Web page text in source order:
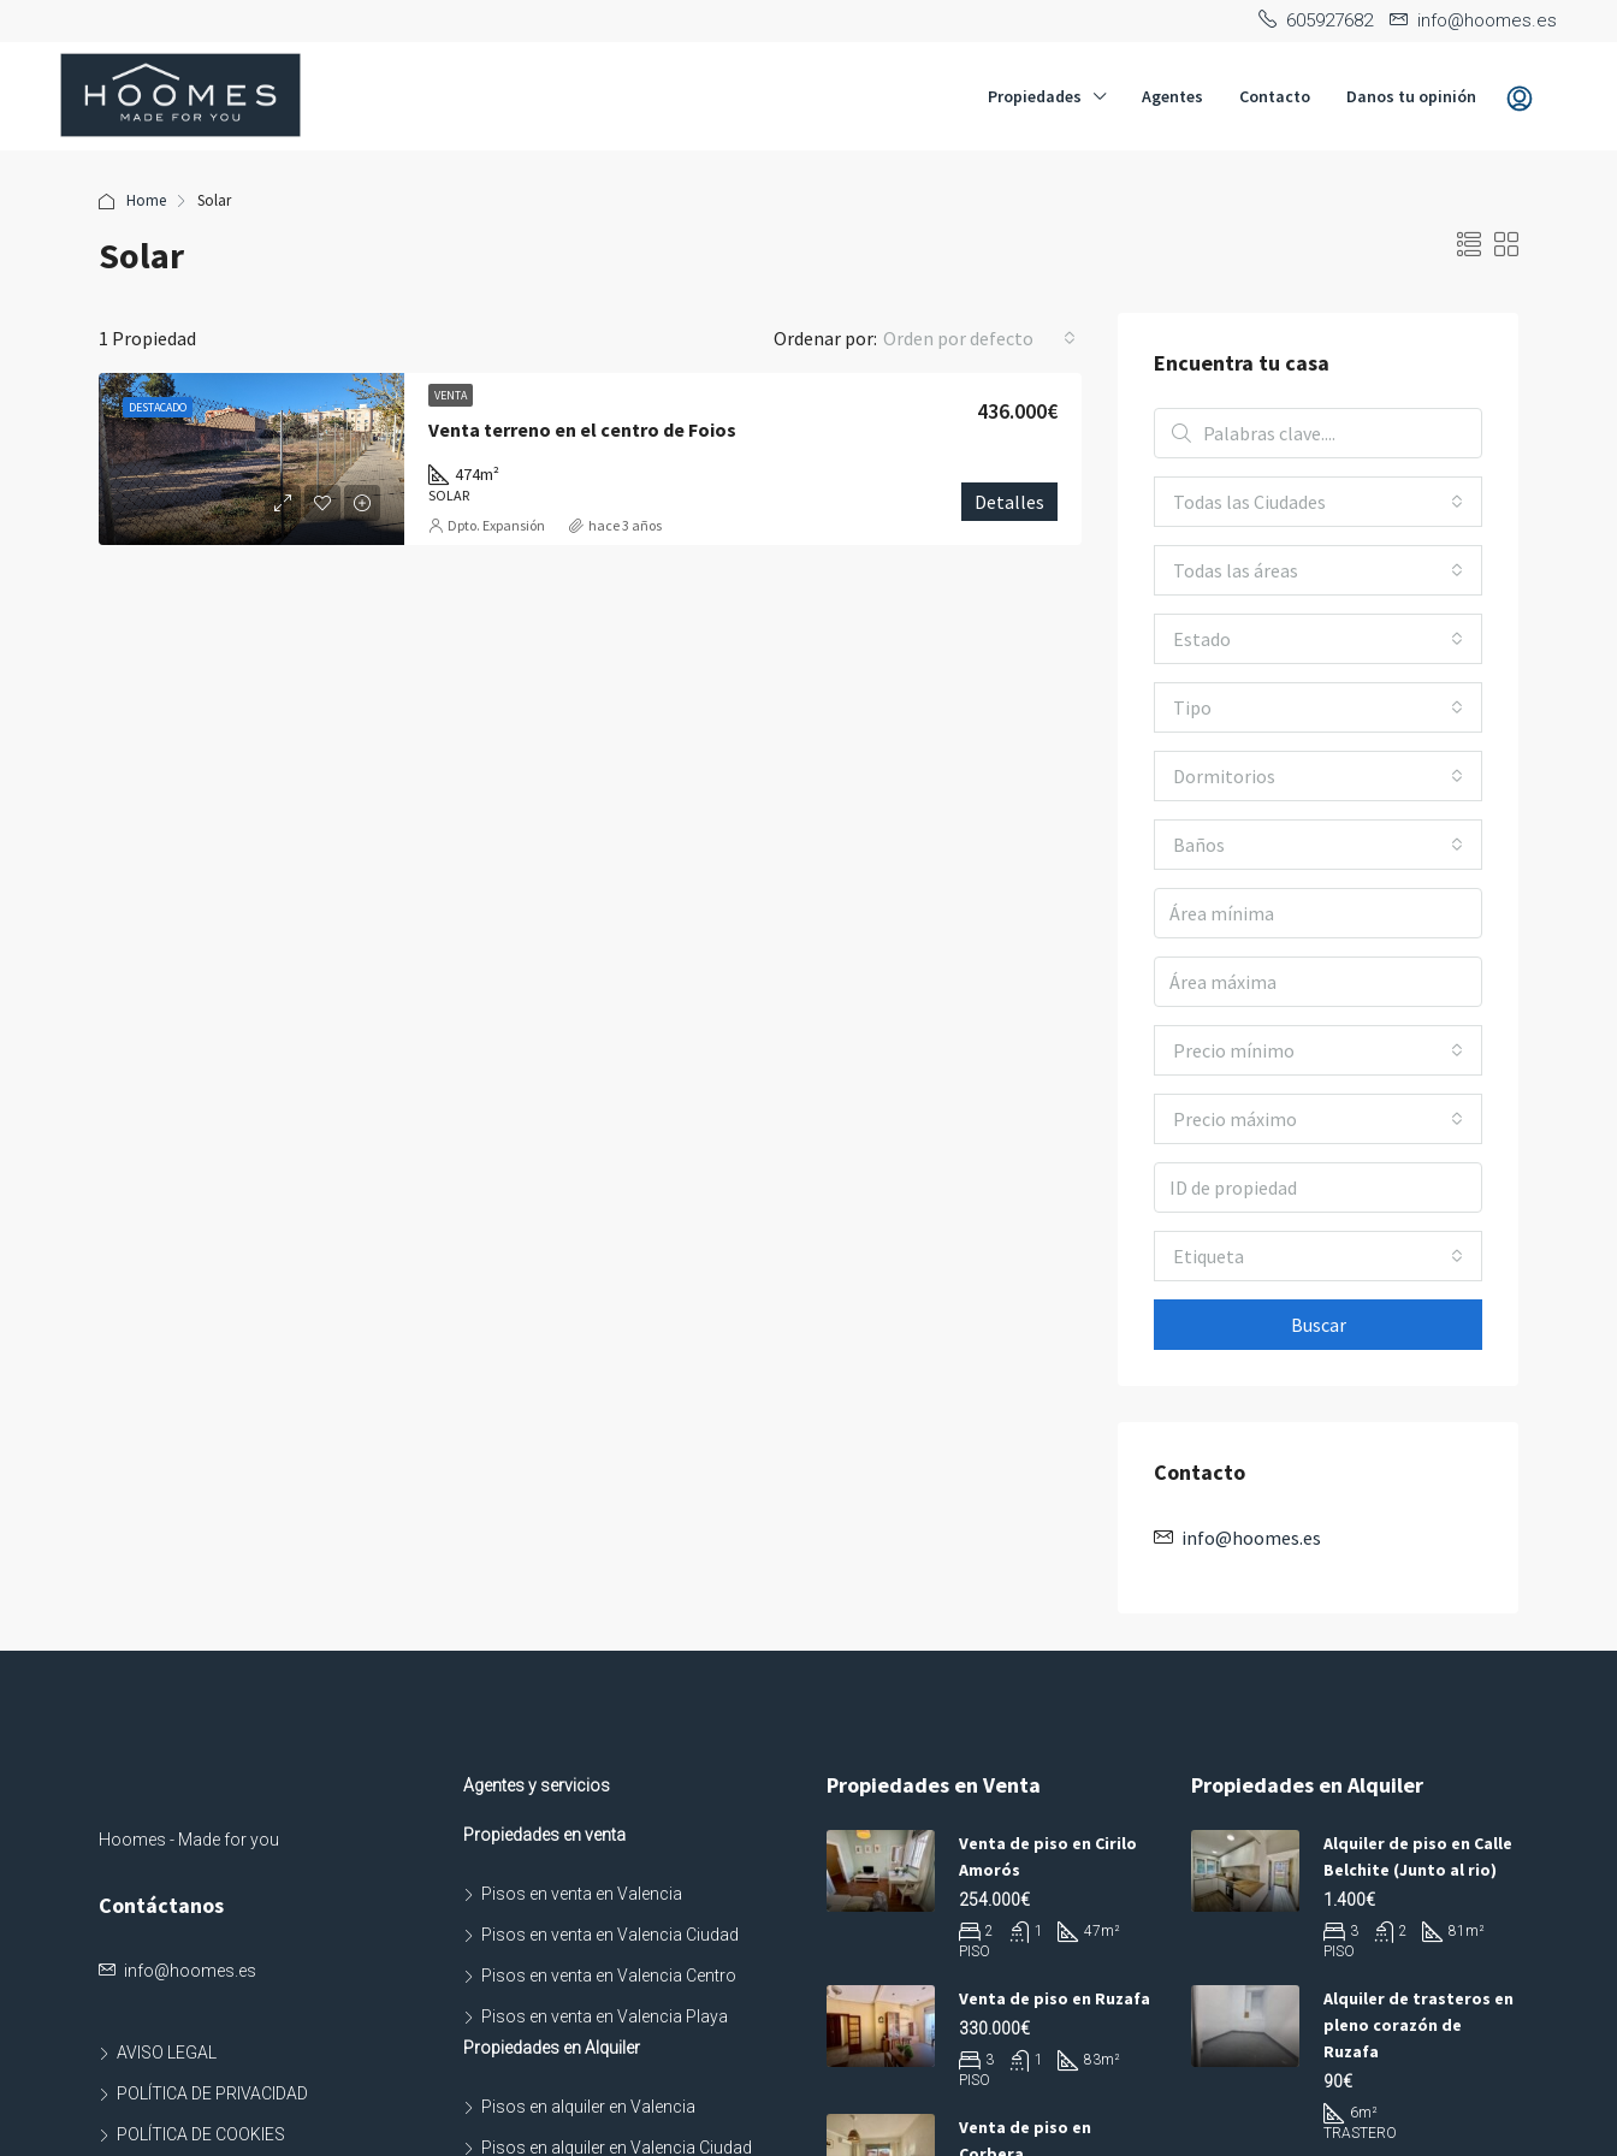
‭605927682‬ info@hoomes.es
Propiedades Agentes Contacto Danos tu opinión
Home Solar
Solar
1 Propiedad Ordenar por: Orden por defecto
DESTACADO
VENTA
Venta terreno en el centro de Foios
436.000€
474m²
SOLAR Detalles
Dpto. Expansión hace 3 años
Encuentra tu casa
Todas las Ciudades
Todas las áreas
Estado
Tipo
Dormitorios
Baños
Precio mínimo
Precio máximo
Etiqueta
Buscar
Contacto
info@hoomes.es
Hoomes - Made for you
Contáctanos
info@hoomes.es
AVISO LEGAL
POLÍTICA DE PRIVACIDAD
POLÍTICA DE COOKIES
Agentes y servicios
Propiedades en venta
Pisos en venta en Valencia
Pisos en venta en Valencia Ciudad
Pisos en venta en Valencia Centro
Pisos en venta en Valencia Playa
Propiedades en Alquiler
Pisos en alquiler en Valencia
Pisos en alquiler en Valencia Ciudad
Propiedades en Venta
Venta de piso en Cirilo
Amorós
254.000€
2 1 47m²
PISO
Venta de piso en Ruzafa
330.000€
3 1 83m²
PISO
Venta de piso en
Propiedades en Alquiler
Alquiler de piso en Calle
Belchite (Junto al rio)
1.400€
3 2 81 m²
PISO
Alquiler de trasteros en
pleno corazón de
Ruzafa
90€
6m²
TRASTERO